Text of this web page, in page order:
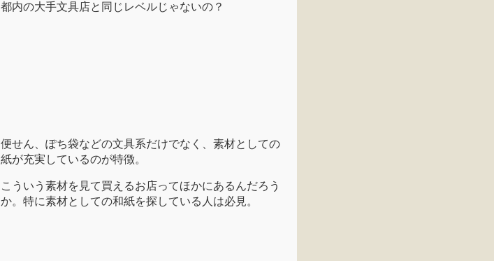
都内の大手文具店と同じレベルじゃないの？
便せん、ぽち袋などの文具系だけでなく、素材としての
紙が充実しているのが特徴。
こういう素材を見て買えるお店ってほかにあるんだろう
か。特に素材としての和紙を探している人は必見。